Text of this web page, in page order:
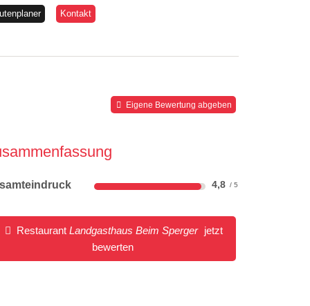
Kontakt
Eigene Bewertung abgeben
4,8
RestaurantLandgasthaus Beim Sperger jetzt
bewerten